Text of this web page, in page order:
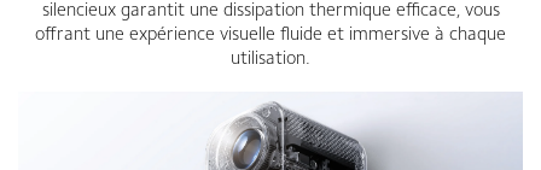
silencieux garantit une dissipation thermique efficace, vous
offrant une expérience visuelle fluide et immersive à chaque
utilisation.